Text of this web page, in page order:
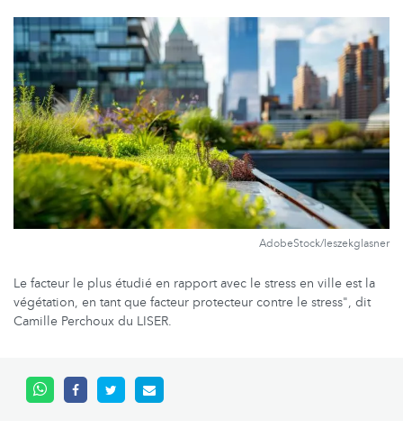
AdobeStock/leszekglasner
Le facteur le plus étudié en rapport avec le stress en ville est la
végétation, en tant que facteur protecteur contre le stress", dit
Camille Perchoux du LISER.